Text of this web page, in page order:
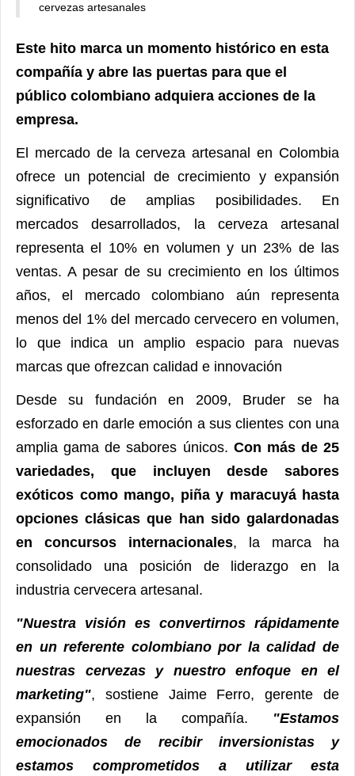
cervezas artesanales
Este hito marca un momento histórico en esta
compañía y abre las puertas para que el
público colombiano adquiera acciones de la
empresa.
El mercado de la cerveza artesanal en Colombia
ofrece un potencial de crecimiento y expansión
significativo de amplias posibilidades. En
mercados desarrollados, la cerveza artesanal
representa el 10% en volumen y un 23% de las
ventas. A pesar de su crecimiento en los últimos
años, el mercado colombiano aún representa
menos del 1% del mercado cervecero en volumen,
lo que indica un amplio espacio para nuevas
marcas que ofrezcan calidad e innovación
Desde su fundación en 2009, Bruder se ha
esforzado en darle emoción a sus clientes con una
amplia gama de sabores únicos. Con más de 25
variedades, que incluyen desde sabores
exóticos como mango, piña y maracuyá hasta
opciones clásicas que han sido galardonadas
en concursos internacionales, la marca ha
consolidado una posición de liderazgo en la
industria cervecera artesanal.
"Nuestra visión es convertirnos rápidamente
en un referente colombiano por la calidad de
nuestras cervezas y nuestro enfoque en el
marketing", sostiene Jaime Ferro, gerente de
expansión en la compañía. "Estamos
emocionados de recibir inversionistas y
estamos comprometidos a utilizar esta